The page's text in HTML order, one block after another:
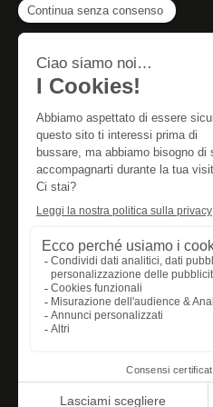
Gruppo Buildinvest